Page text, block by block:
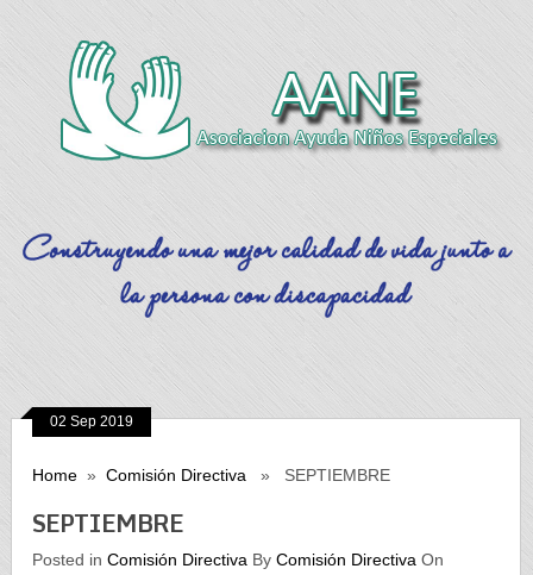
02 Sep 2019
Home »Comisión Directiva » SEPTIEMBRE
SEPTIEMBRE
Posted inComisión Directiva ByComisión Directiva On